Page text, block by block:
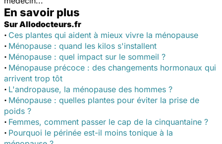
En savoir plus
Sur Allodocteurs.fr
· Ces plantes qui aident à mieux vivre la ménopause
· Ménopause : quand les kilos s'installent
· Ménopause : quel impact sur le sommeil ?
· Ménopause précoce : des changements hormonaux qui
arrivent trop tôt
· L'andropause, la ménopause des hommes ?
· Ménopause : quelles plantes pour éviter la prise de
poids ?
· Femmes, comment passer le cap de la cinquantaine ?
· Pourquoi le périnée est-il moins tonique à la